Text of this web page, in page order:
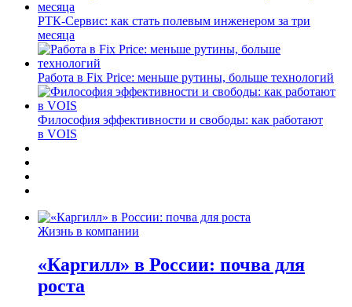
РТК-Сервис: как стать полевым инженером за три
месяца
Работа в Fix Price: меньше рутины, больше технологий
Философия эффективности и свободы: как работают
в VOIS
Жизнь в компании
«Каргилл» в России: почва для
роста